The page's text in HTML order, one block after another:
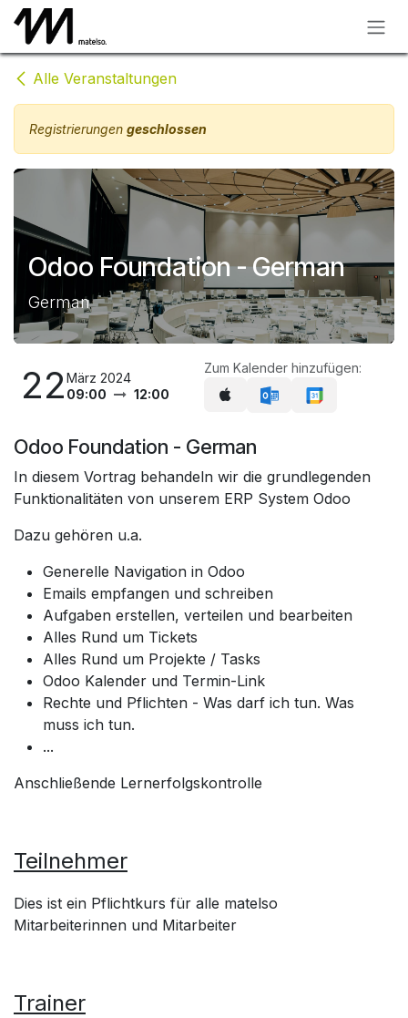
Zum Inhalt springen
Alle Veranstaltungen
Registrierungen geschlossen
Odoo Foundation - German
German
22März 2024
09:00
12:00
Zum Kalender hinzufügen:
Odoo Foundation - German
In diesem Vortrag behandeln wir die grundlegenden
Funktionalitäten von unserem ERP System Odoo
Dazu gehören u.a.
Generelle Navigation in Odoo
Emails empfangen und schreiben
Aufgaben erstellen, verteilen und bearbeiten
Alles Rund um Tickets
Alles Rund um Projekte / Tasks
Odoo Kalender und Termin-Link
Rechte und Pflichten - Was darf ich tun. Was
muss ich tun.
...
Anschließende Lernerfolgskontrolle
Teilnehmer
Dies ist ein Pflichtkurs für alle matelso
Mitarbeiterinnen und Mitarbeiter
Trainer